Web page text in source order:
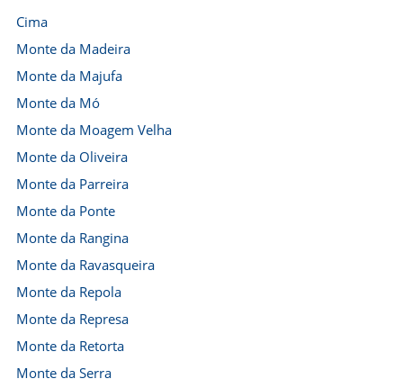
Cima
Monte da Madeira
Monte da Majufa
Monte da Mó
Monte da Moagem Velha
Monte da Oliveira
Monte da Parreira
Monte da Ponte
Monte da Rangina
Monte da Ravasqueira
Monte da Repola
Monte da Represa
Monte da Retorta
Monte da Serra